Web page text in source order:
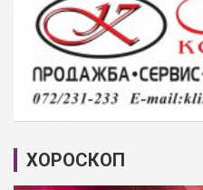
ХОРОСКОП